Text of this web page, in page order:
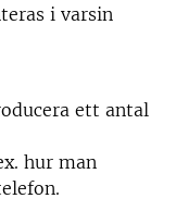
i varsin
ett antal
hur man